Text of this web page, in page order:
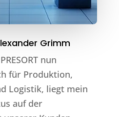
Grimm
nun
für Produktion,
Logistik, liegt mein
auf der